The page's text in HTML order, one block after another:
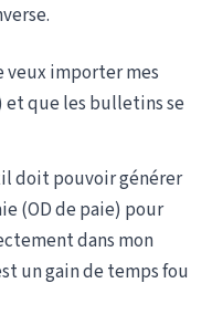
veux importer mes
et que les bulletins se
doit pouvoir générer
(OD de paie) pour
dans mon
un gain de temps fou